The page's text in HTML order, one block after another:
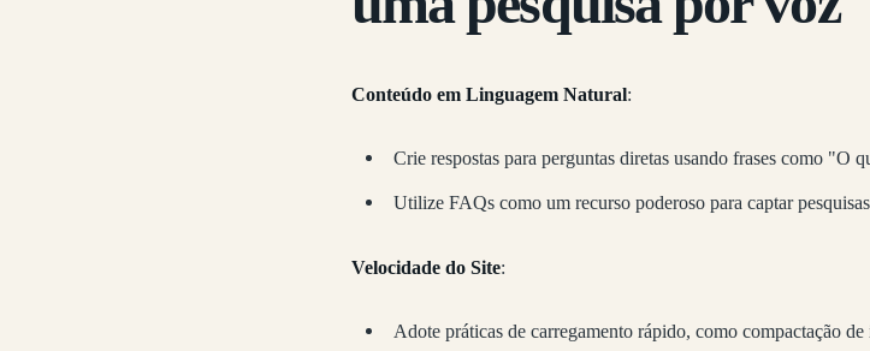
Conteúdo em Linguagem Natural:
Crie respostas para perguntas diretas usando frases como
Utilize FAQs como um recurso poderoso para captar
Velocidade do Site:
Adote práticas de carregamento rápido, como compactação